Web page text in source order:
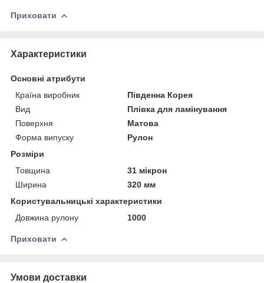
Приховати
Характеристики
Основні атрибути
Країна виробник
Південна Корея
Вид
Плівка для ламінування
Поверхня
Матова
Форма випуску
Рулон
Розміри
Товщина
31 мікрон
Ширина
320 мм
Користувальницькі характеристики
Довжина рулону
1000
Приховати
Умови доставки